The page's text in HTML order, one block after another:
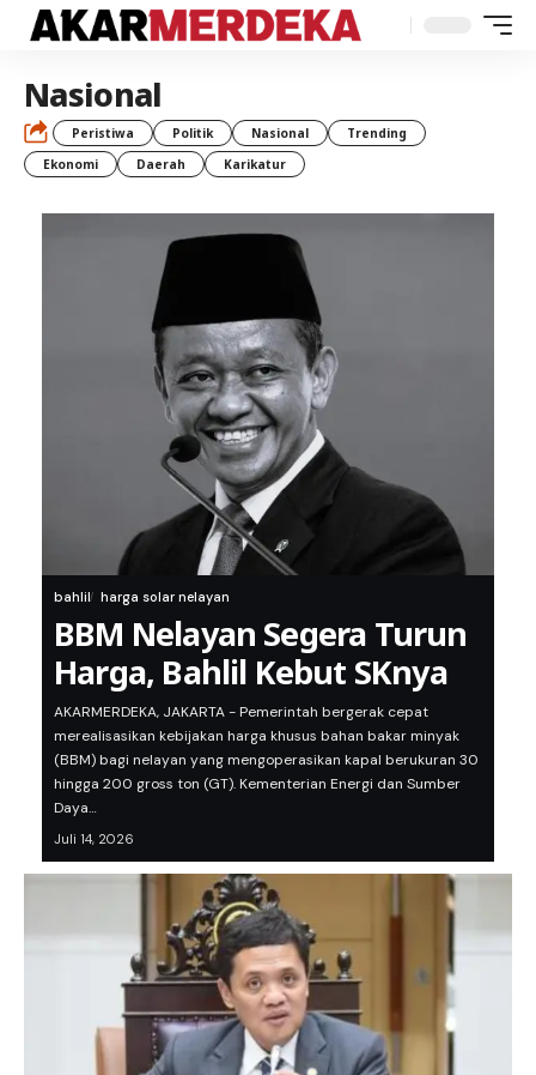
Nasional
Peristiwa Politik Nasional
Trending
Ekonomi
Daerah Karikatur
bahlil harga solar nelayan
BBM Nelayan Segera Turun
Harga, Bahlil Kebut SKnya
AKARMERDEKA, JAKARTA - Pemerintah bergerak cepat
merealisasikan kebijakan harga khusus bahan bakar minyak
(BBM) bagi nelayan yang mengoperasikan kapal berukuran 30
hingga 200 gross ton (GT). Kementerian Energi dan Sumber
Daya…
Juli 14, 2026